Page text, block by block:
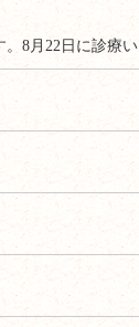
8月22日に診療い